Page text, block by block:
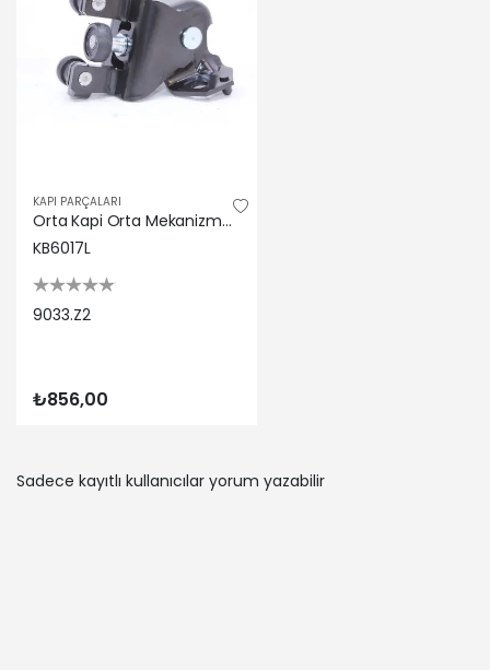
KAPI PARÇALARI
Orta Kapi Orta Mekanizma Sol Partner Tepee 08-> 9033.Z2
KB6017L
9033.Z2
₺856,00
Sadece kayıtlı kullanıcılar yorum yazabilir